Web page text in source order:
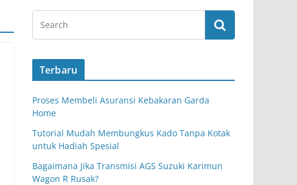
Terbaru
Proses Membeli Asuransi Kebakaran Garda
Home
Tutorial Mudah Membungkus Kado Tanpa Kotak
untuk Hadiah Spesial
Bagaimana Jika Transmisi AGS Suzuki Karimun
Wagon R Rusak?